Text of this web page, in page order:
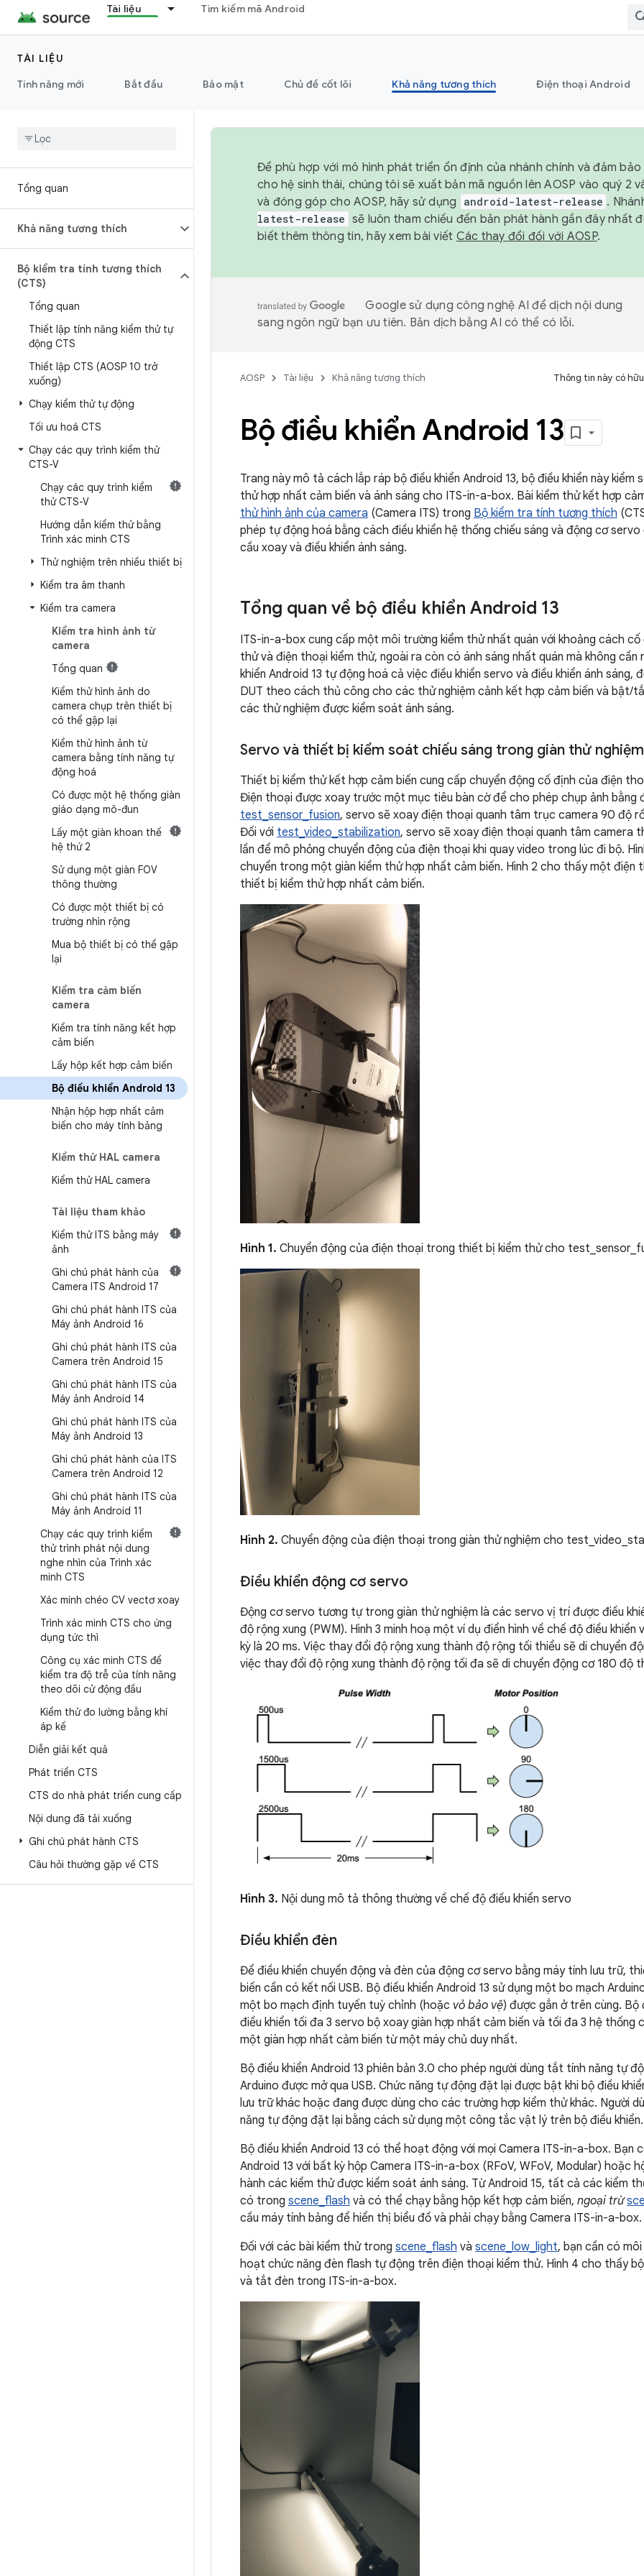
Tài liệu Tìm kiếm mã Android
TÀI LIỆU
Tính năng mới
Bắt đầu Bảo mật Chủ đề cốt lõi Khả năng tương thích Điện thoại Android
Tổng quan
Khả năng tương thích
Bộ kiểm tra tính tương thích
(CTS)
Tổng quan
Thiết lập tính năng kiểm thử tự
động CTS
Thiết lập CTS (AOSP 10 trở
xuống)
Chạy kiểm thử tự động
Tối ưu hoá CTS
Chạy các quy trình kiểm thử
CTS-V
Chạy các quy trình kiểm
thử CTS-V
Hướng dẫn kiểm thử bằng
Trình xác minh CTS
Thử nghiệm trên nhiều thiết bị
Kiểm tra âm thanh
Kiểm tra camera
Kiểm tra hình ảnh từ
camera
Tổng quan
Kiểm thử hình ảnh do
camera chụp trên thiết bị
có thể gập lại
Kiểm thử hình ảnh từ
camera bằng tính năng tự
động hoá
Có được một hệ thống giàn
giáo dạng mô-đun
Lấy một giàn khoan thế
hệ thứ 2
Sử dụng một giàn FOV
thông thường
Có được một thiết bị có
trường nhìn rộng
Mua bộ thiết bị có thể gập
lại
Kiểm tra cảm biến
camera
Kiểm tra tính năng kết hợp
cảm biến
Lấy hộp kết hợp cảm biến
Bộ điều khiển Android 13
Nhận hộp hợp nhất cảm
biến cho máy tính bảng
Kiểm thử HAL camera
Kiểm thử HAL camera
Tài liệu tham khảo
Kiểm thử ITS bằng máy
ảnh
Ghi chú phát hành của
Camera ITS Android 17
Ghi chú phát hành ITS của
Máy ảnh Android 16
Ghi chú phát hành ITS của
Camera trên Android 15
Ghi chú phát hành ITS của
Máy ảnh Android 14
Ghi chú phát hành ITS của
Máy ảnh Android 13
Ghi chú phát hành của ITS
Camera trên Android 12
Ghi chú phát hành ITS của
Máy ảnh Android 11
Chạy các quy trình kiểm
thử trình phát nội dung
nghe nhìn của Trình xác
minh CTS
Xác minh chéo CV vectơ xoay
Trình xác minh CTS cho ứng
dụng tức thì
Công cụ xác minh CTS để
kiểm tra độ trễ của tính năng
theo dõi cử động đầu
Kiểm thử đo lường bằng khí
áp kế
Diễn giải kết quả
Phát triển CTS
CTS do nhà phát triển cung cấp
Nội dung đã tải xuống
Ghi chú phát hành CTS
Câu hỏi thường gặp về CTS
Để phù hợp với mô hình phát triển ổn định của nhánh chính và đảm
cho hệ sinh thái, chúng tôi sẽ xuất bản mã nguồn lên AOSP vào quý 2
và đóng góp cho AOSP, hãy sử dụng
android-latest-release .
latest-release sẽ luôn tham chiếu đến bản phát hành gần đây nhất
biết thêm thông tin, hãy xem bài viết Các thay đổi đối với AOSP.
Google sử dụng công nghệ AI để dịch nội dung
sang ngôn ngữ bạn ưu tiên. Bản dịch bằng AI có thể có lỗi.
AOSP Tài liệu Khả năng tương thích Thông tin này có
Bộ điều khiển Android 13
Trang này mô tả cách lắp ráp bộ điều khiển Android 13, bộ điều khiển này kiểm
thử hợp nhất cảm biến và ánh sáng cho ITS-in-a-box. Bài kiểm thử kết hợp
thử hình ảnh của camera (Camera ITS) trong Bộ kiểm tra tính tương thích
phép tự động hoá bằng cách điều khiển hệ thống chiếu sáng và động cơ
cầu xoay và điều khiển ánh sáng.
Tổng quan về bộ điều khiển Android 13
ITS-in-a-box cung cấp một môi trường kiểm thử nhất quán với khoảng cách cố
thử và điện thoại kiểm thử, ngoài ra còn có ánh sáng nhất quán mà không cần
khiển Android 13 tự động hoá cả việc điều khiển servo và điều khiển ánh sáng,
DUT theo cách thủ công cho các thử nghiệm cảnh kết hợp cảm biến và
các thử nghiệm được kiểm soát ánh sáng.
Servo và thiết bị kiểm soát chiếu sáng trong giàn thử nghiệm
Thiết bị kiểm thử kết hợp cảm biến cung cấp chuyển động cố định của điện
Điện thoại được xoay trước một mục tiêu bàn cờ để cho phép chụp ảnh bằng
test_sensor_fusion, servo sẽ xoay điện thoại quanh tâm trục camera 90 độ
Đối với test_video_stabilization, servo sẽ xoay điện thoại quanh tâm camera
lần để mô phỏng chuyển động của điện thoại khi quay video trong lúc đi bộ.
chuyển trong một giàn kiểm thử hợp nhất cảm biến. Hình 2 cho thấy một điện
thiết bị kiểm thử hợp nhất cảm biến.
Hình 1. Chuyển động của điện thoại trong thiết bị kiểm thử cho
Hình 2. Chuyển động của điện thoại trong giàn thử nghiệm cho
Điều khiển động cơ servo
Động cơ servo tương tự trong giàn thử nghiệm là các servo vị trí được điều
độ rộng xung (PWM). Hình 3 minh hoạ một ví dụ điển hình về chế độ điều khiển
kỳ là 20 ms. Việc thay đổi độ rộng xung thành độ rộng tối thiểu sẽ di chuyển
việc thay đổi độ rộng xung thành độ rộng tối đa sẽ di chuyển động cơ 180 độ
Hình 3. Nội dung mô tả thông thường về chế độ điều khiển servo
Điều khiển đèn
Để điều khiển chuyển động và đèn của động cơ servo bằng máy tính lưu trữ,
biến cần có kết nối USB. Bộ điều khiển Android 13 sử dụng một bo mạch
một bo mạch định tuyến tuỳ chỉnh (hoặc vỏ bảo vệ) được gắn ở trên cùng. Bộ
điều khiển tối đa 3 servo bộ xoay giàn hợp nhất cảm biến và tối đa 3 hệ thống
một giàn hợp nhất cảm biến từ một máy chủ duy nhất.
Bộ điều khiển Android 13 phiên bản 3.0 cho phép người dùng tắt tính năng tự
Arduino được mở qua USB. Chức năng tự động đặt lại được bật khi bộ điều
lưu trữ khác hoặc đang được dùng cho các trường hợp kiểm thử khác. Người
năng tự động đặt lại bằng cách sử dụng một công tắc vật lý trên bộ điều khiển.
Bộ điều khiển Android 13 có thể hoạt động với mọi Camera ITS-in-a-box. Bạn
Android 13 với bất kỳ hộp Camera ITS-in-a-box (RFoV, WFoV, Modular) hoặc
hành các kiểm thử được kiểm soát ánh sáng. Từ Android 15, tất cả các kiểm
có trong scene_flash và có thể chạy bằng hộp kết hợp cảm biến, ngoại trừ
cầu máy tính bảng để hiển thị biểu đồ và phải chạy bằng Camera ITS-in-a-box.
Đối với các bài kiểm thử trong scene_flash và scene_low_light, bạn cần có
hoạt chức năng đèn flash tự động trên điện thoại kiểm thử. Hình 4 cho thấy
và tắt đèn trong ITS-in-a-box.